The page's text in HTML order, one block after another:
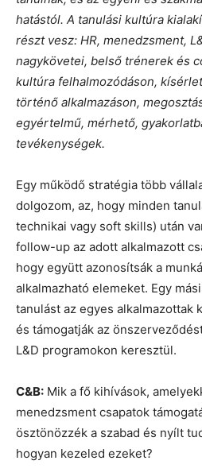
hatástól. A tanulási kultúra
részt vesz: HR, menedzsment,
nagykövetei, belső trénerek és
kultúra felhalmozódáson,
történő alkalmazáson,
egyértelmű, mérhető,
tevékenységek.
Egy működő stratégia több
dolgozom, az, hogy minden
technikai vagy soft skills) után
follow-up az adott alkalmazott
hogy együtt azonosítsák a
alkalmazható elemeket. Egy
tanulást az egyes alkalmazottak
és támogatják az
L&D programokon keresztül.
C&B: Mik a fő kihívások,
menedzsment csapatok
ösztönözzék a szabad és nyílt
hogyan kezeled ezeket?